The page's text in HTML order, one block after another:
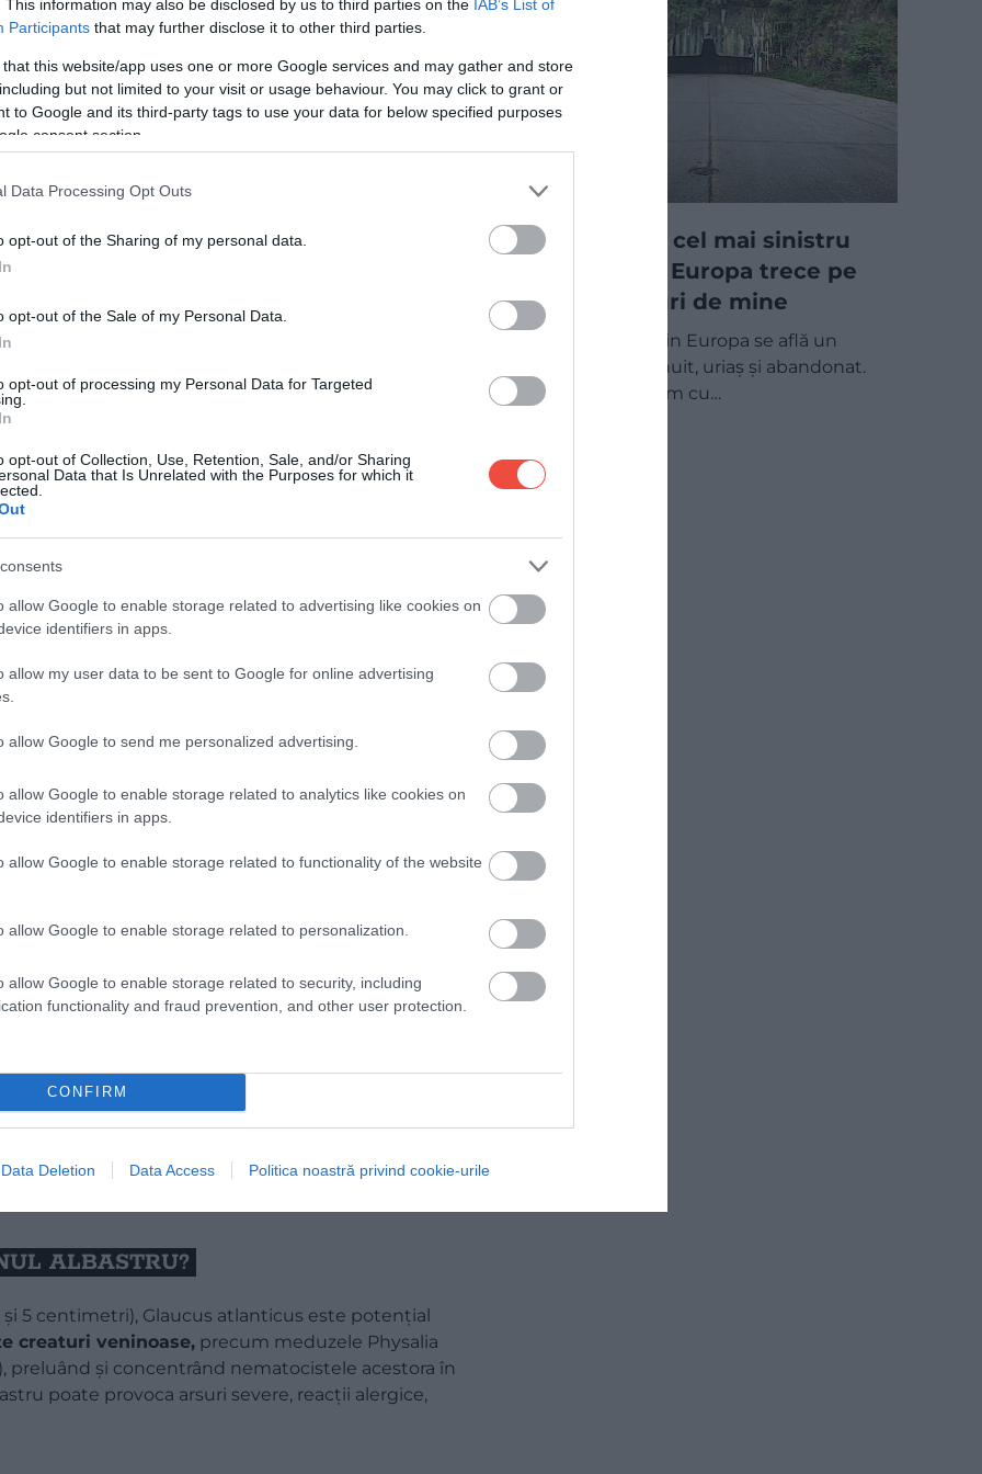
This information may also be disclosed by us to third parties on the IAB’s List of
Participants that may further disclose it to other third parties.
that this website/app uses one or more Google services and may gather and store
but not limited to your visit or usage behaviour. You may click to grant or
to Google and its third-party tags to use your data for below specified purposes
consent section.
Data Processing Opt Outs
opt-out of the Sharing of my personal data.
opt-out of the Sale of my Personal Data.
opt-out of processing my Personal Data for Targeted
opt-out of Collection, Use, Retention, Sale, and/or Sharing
Data that Is Unrelated with the Purposes for which it
allow Google to enable storage related to advertising like cookies on
identifiers in apps.
allow my user data to be sent to Google for online advertising
allow Google to send me personalized advertising.
allow Google to enable storage related to analytics like cookies on
identifiers in apps.
allow Google to enable storage related to functionality of the website
allow Google to enable storage related to personalization.
allow Google to enable storage related to security, including
functionality and fraud prevention, and other user protection.
CONFIRM
Data Deletion Data Access Politica noastră privind cookie-urile
nu sunt doar decorative,
ci funcționează ca
și de jos. Deși pare delicat, este un prădător
el. Animalul plutește cu ajutorul unei bule de
– cu partea ventrală orientată în sus.
ALBASTRU?
5 centimetri), Glaucus atlanticus este potențial
creaturi veninoase, precum meduzele Physalia
preluând și concentrând nematocistele acestora în
poate provoca arsuri severe, reacții alergice,
Drumul spre cel mai sinistru
aeroport din Europa trece pe
lângă câmpuri de mine
Sub un munte din Europa se află un
aeroport neobișnuit, uriaș și abandonat.
Amatorii de turism cu…